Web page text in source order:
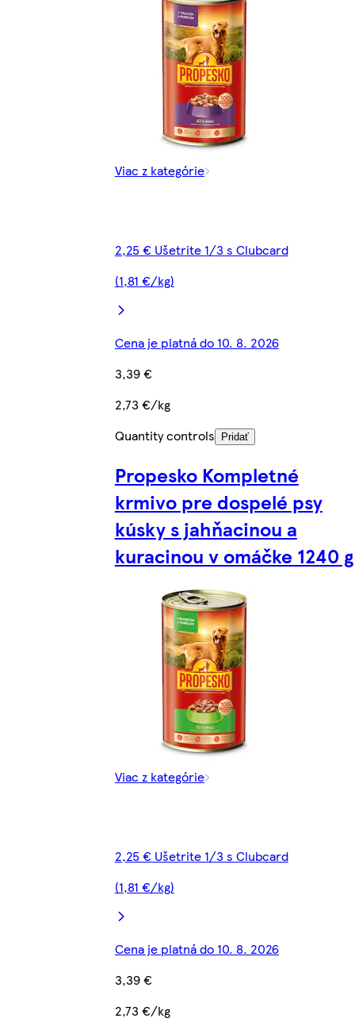
Viac z kategórie
2,25 € Ušetrite 1/3 s Clubcard
(1,81 €/kg)
Cena je platná do 10. 8. 2026
3,39 €
2,73 €/kg
Quantity controls
Pridať
Propesko Kompletné
krmivo pre dospelé psy
kúsky s jahňacinou a
kuracinou v omáčke 1240 g
Viac z kategórie
2,25 € Ušetrite 1/3 s Clubcard
(1,81 €/kg)
Cena je platná do 10. 8. 2026
3,39 €
2,73 €/kg